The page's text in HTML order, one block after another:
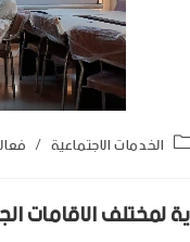
الخدمات الاجتماعية /
الاقامات